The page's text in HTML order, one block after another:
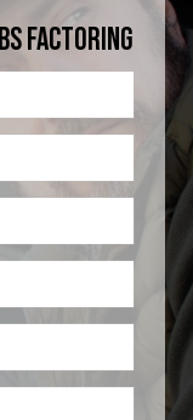
FACTORING